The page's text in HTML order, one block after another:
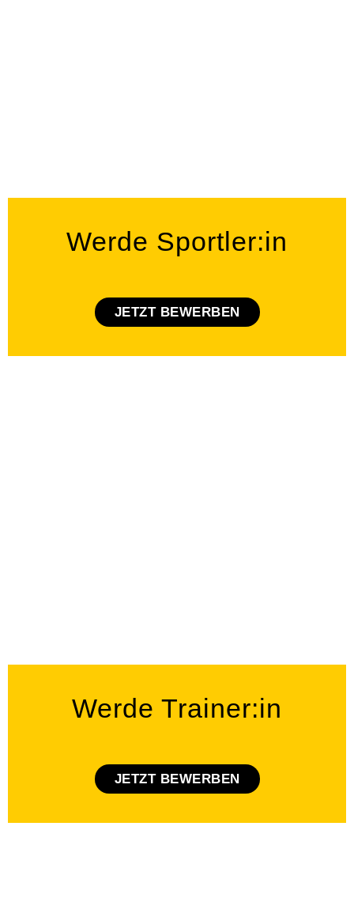
Werde Sportler​:in
JETZT BEWERBEN
Werde Trainer:in
JETZT BEWERBEN